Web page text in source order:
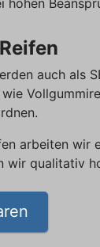
hohen
auch als
arbeiten wir
wir qualitativ